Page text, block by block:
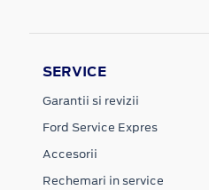
SERVICE
Garantii si revizii
Ford Service Expres
Accesorii
Rechemari in service